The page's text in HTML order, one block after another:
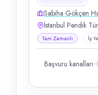
Sabiha Gökçen
İstanbul Pendik
Tam Zamanlı İş
Başvuru kanalları